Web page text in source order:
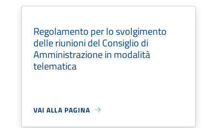
Regolamento per lo svolgimento
delle riunioni del Consiglio di
Amministrazione in modalità
telematica
VAI ALLA PAGINA